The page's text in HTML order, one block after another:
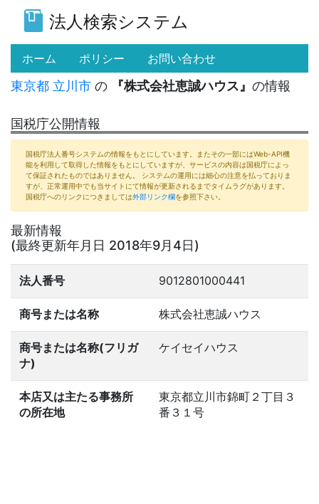
法人検索システム
ホーム (current)
ポリシー お問い合わせ
東京都 立川市 の 『株式会社恵誠ハウス』 の情報
国税庁公開情報
国税庁法人番号システムの情報をもとにしています。またその一部にはWeb-API機
能を利用して取得した情報をもとにしていますが、サービスの内容は国税庁によっ
て保証されたものではありません。 システムの運用には細心の注意を払っておりま
すが、正常運用中でも当サイトにて情報が更新されるまでタイムラグがあります。
国税庁へのリンクにつきましては外部リンク欄を参照下さい。
最新情報
(最終更新年月日 2018年9月4日)
法人番号 9012801000441
商号または名称 株式会社恵誠ハウス
商号または名称(フリガ
ナ)
ケイセイハウス
本店又は主たる事務所
の所在地
東京都立川市錦町２丁目３
番３１号